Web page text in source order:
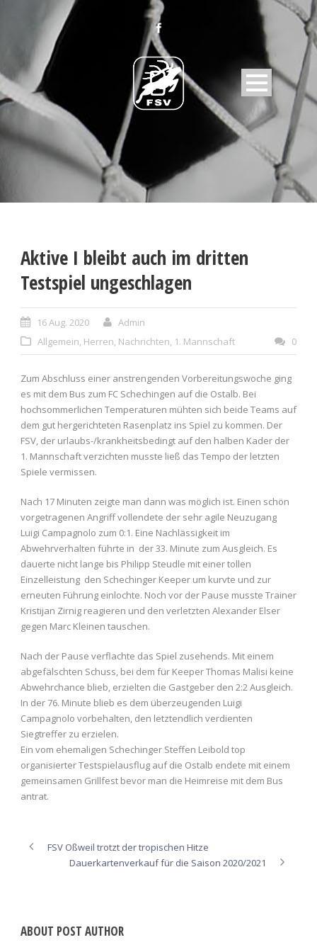
Aktive I bleibt auch im dritten
Testspiel ungeschlagen
16 Aug. 2020
Admin
Allgemein, Herren, Nachrichten, 1. Mannschaft 0
Zum Abschluss einer anstrengenden Vorbereitungswoche ging
es mit dem Bus zum FC Schechingen auf die Ostalb. Bei
hochsommerlichen Temperaturen mühten sich beide Teams auf
dem gut hergerichteten Rasenplatz ins Spiel zu kommen. Der
FSV, der urlaubs-/krankheitsbedingt auf den halben Kader der
1. Mannschaft verzichten musste ließ das Tempo der letzten
Spiele vermissen.
Nach 17 Minuten zeigte man dann was möglich ist. Einen schön
vorgetragenen Angriff vollendete der sehr agile Neuzugang
Luigi Campagnolo zum 0:1. Eine Nachlässigkeit im
Abwehrverhalten führte in der 33. Minute zum Ausgleich. Es
dauerte nicht lange bis Philipp Steudle mit einer tollen
Einzelleistung den Schechinger Keeper um kurvte und zur
erneuten Führung einlochte. Noch vor der Pause musste Trainer
Kristijan Zirnig reagieren und den verletzten Alexander Elser
gegen Marc Kleinen tauschen.
Nach der Pause verflachte das Spiel zusehends. Mit einem
abgefälschten Schuss, bei dem für Keeper Thomas Malisi keine
Abwehrchance blieb, erzielten die Gastgeber den 2:2 Ausgleich.
In der 76. Minute blieb es dem überzeugenden Luigi
Campagnolo vorbehalten, den letztendlich verdienten
Siegtreffer zu erzielen.
Ein vom ehemaligen Schechinger Steffen Leibold top
organisierter Testspielausflug auf die Ostalb endete mit einem
gemeinsamen Grillfest bevor man die Heimreise mit dem Bus
antrat.
FSV Oßweil trotzt der tropischen Hitze
Dauerkartenverkauf für die Saison 2020/2021
ABOUT POST AUTHOR